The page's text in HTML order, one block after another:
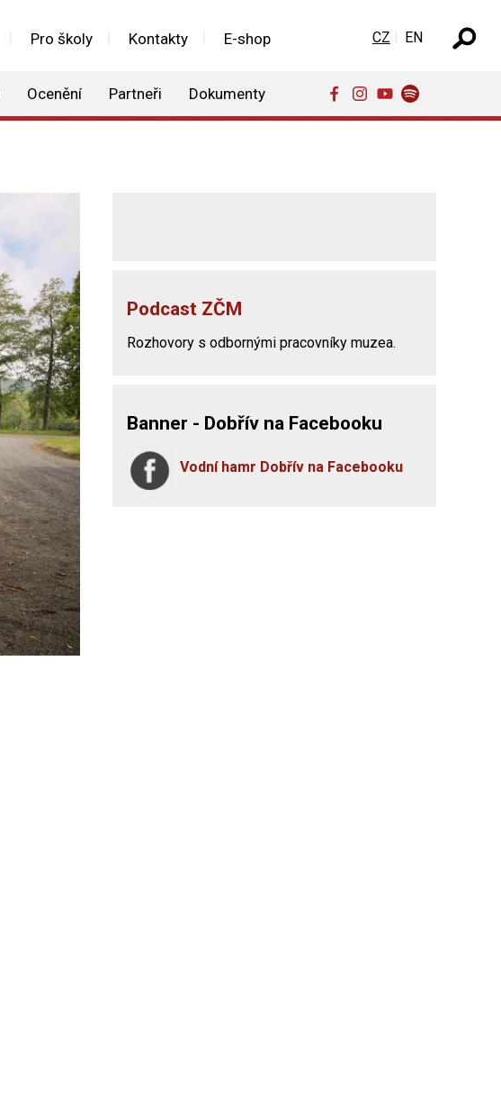
Pro školy Kontakty E-shop
Ocenění Partneři Dokumenty
Zvolte jazyk
CZ EN
Podcast ZČM
Rozhovory s odbornými pracovníky muzea.
Banner - Dobřív na Facebooku
Vodní hamr Dobřív na Facebooku